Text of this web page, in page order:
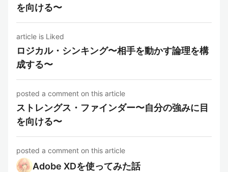
を向ける〜
article is Liked
ロジカル・シンキング〜相手を動かす論理を構
成する〜
posted a comment on this article
ストレングス・ファインダー〜自分の強みに目
を向ける〜
posted a comment on this article
Adobe XDを使ってみた話